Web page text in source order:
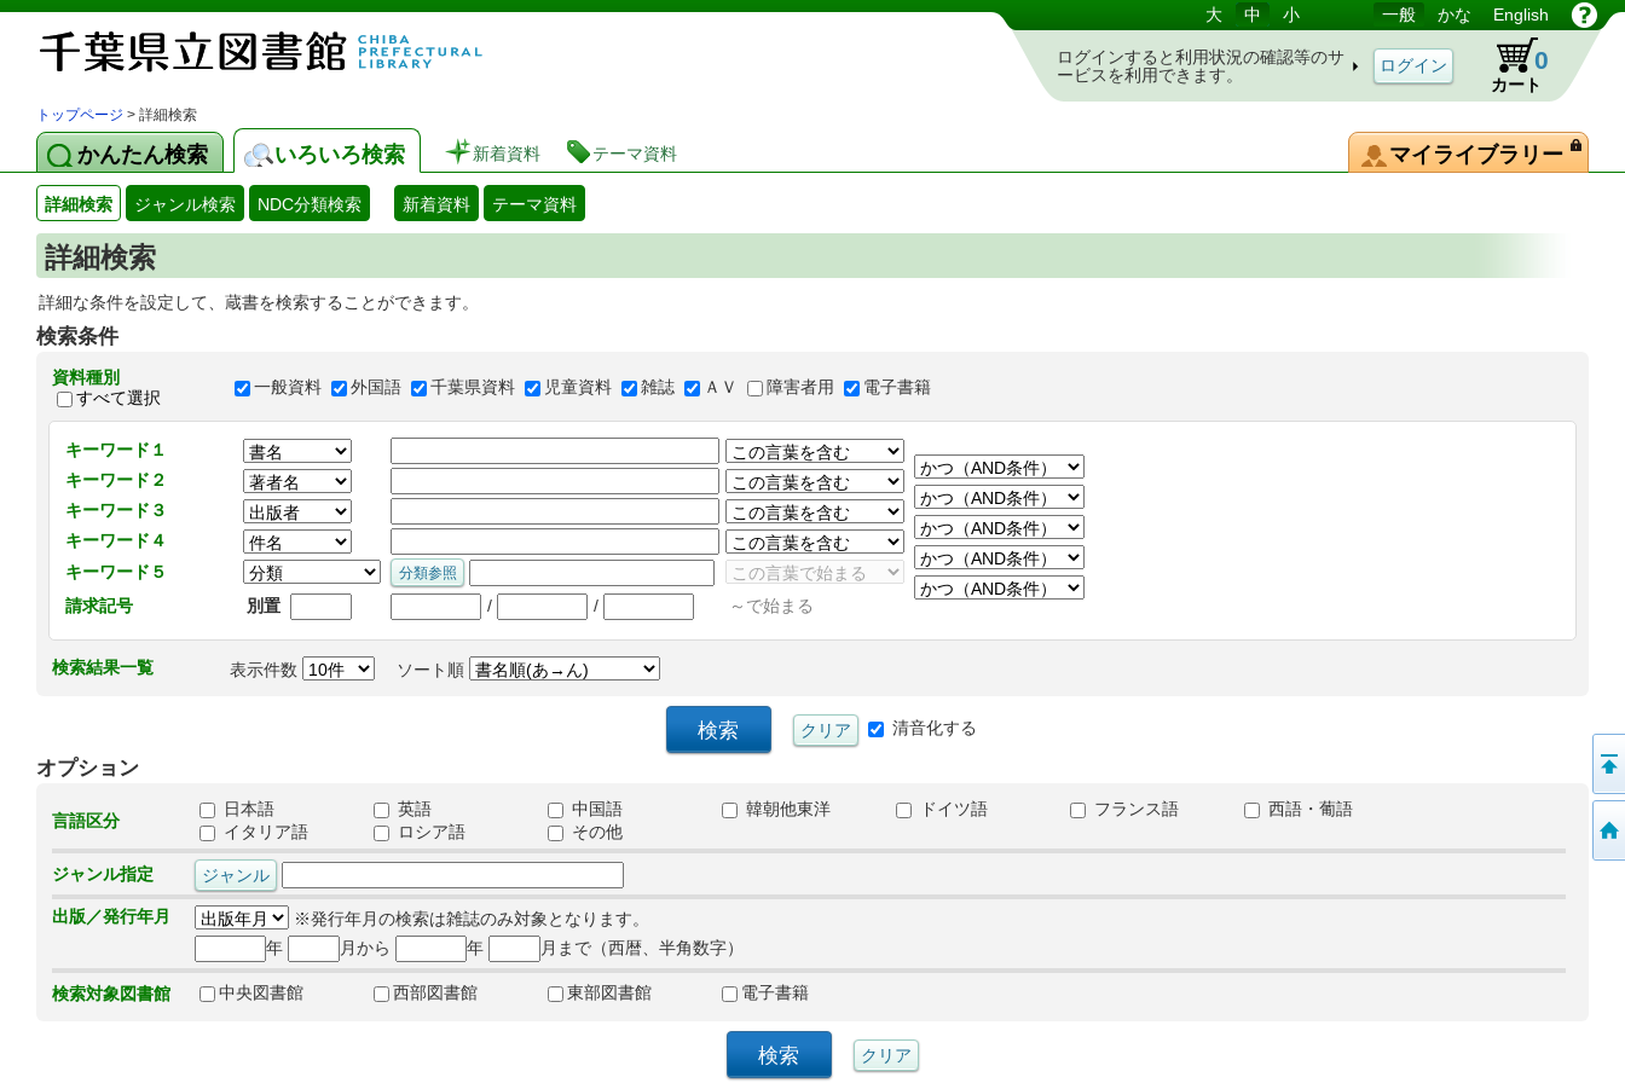
図書館 蔵書検索・予約システム 大 中 小 一般 かな English
ログインすると利用状況の確認等のサ
ービスを利用できます。
カート
0
トップページ > 詳細検索
かんたん検索 いろいろ検索 新着資料 テーマ資料 マイライブラリー
詳細検索 ジャンル検索 NDC分類検索 新着資料 テーマ資料
詳細検索
詳細な条件を設定して、蔵書を検索することができます。
検索条件
資料種別
すべて選択
一般資料 外国語 千葉県資料 児童資料 雑誌 ＡＶ 障害者用 電子書籍
キーワード１
キーワード２
キーワード３
キーワード４
キーワード５
請求記号
別置 / / ～で始まる
検索結果一覧 表示件数 ソート順
清音化する
オプション
言語区分
日本語 英語 中国語 韓朝他東洋 ドイツ語 フランス語
西語・葡語
イタリア語
ロシア語 その他
ジャンル指定
出版／発行年月
※発行年月の検索は雑誌のみ対象となります。
年
月から 年 月まで（西暦、半角数字）
検索対象図書館 中央図書館 西部図書館 東部図書館 電子書籍